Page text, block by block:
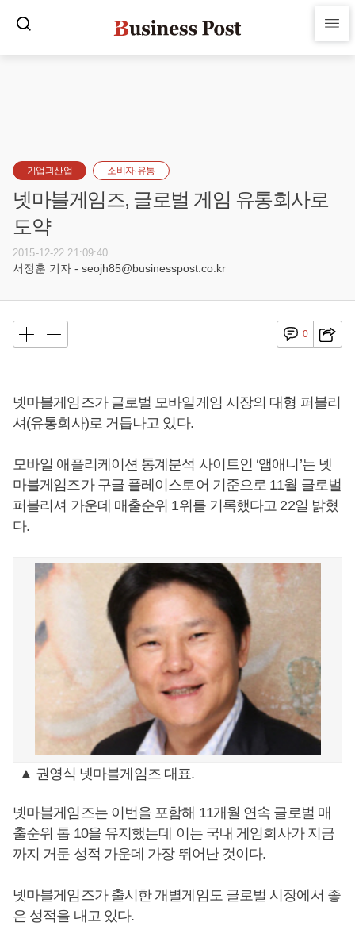
기업과산업 소비자·유통
넷마블게임즈, 글로벌 게임 유통회사로
도약
2015-12-22 21:09:40
서정훈 기자 - seojh85@businesspost.co.kr
0
넷마블게임즈가 글로벌 모바일게임 시장의 대형 퍼블리
셔(유통회사)로 거듭나고 있다.
모바일 애플리케이션 통계분석 사이트인 ‘앱애니’는 넷
마블게임즈가 구글 플레이스토어 기준으로 11월 글로벌
퍼블리셔 가운데 매출순위 1위를 기록했다고 22일 밝혔
다.
▲ 권영식 넷마블게임즈 대표.
넷마블게임즈는 이번을 포함해 11개월 연속 글로벌 매
출순위 톱 10을 유지했는데 이는 국내 게임회사가 지금
까지 거둔 성적 가운데 가장 뛰어난 것이다.
넷마블게임즈가 출시한 개별게임도 글로벌 시장에서 좋
은 성적을 내고 있다.